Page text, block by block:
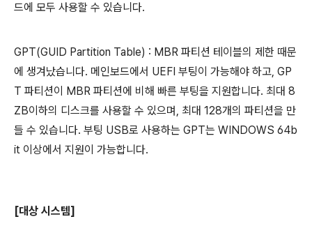
드에 모두 사용할 수 있습니다.
GPT(GUID Partition Table) : MBR 파티션 테이블의 제한 때문
에 생겨났습니다. 메인보드에서 UEFI 부팅이 가능해야 하고, GP
T 파티션이 MBR 파티션에 비해 빠른 부팅을 지원합니다. 최대 8
ZB이하의 디스크를 사용할 수 있으며, 최대 128개의 파티션을 만
들 수 있습니다. 부팅 USB로 사용하는 GPT는 WINDOWS 64b
it 이상에서 지원이 가능합니다.
[대상 시스템]